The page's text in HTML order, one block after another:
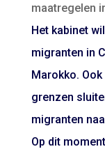
maatregelen
Het kabinet
migranten in
Marokko.
grenzen
migranten
Op dit